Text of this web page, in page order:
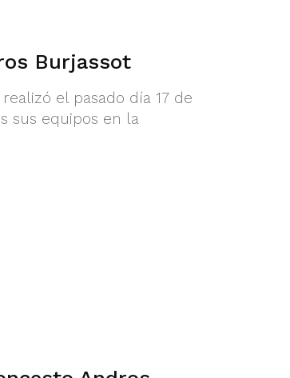
Burjassot
el pasado día 17 de
sus equipos en la